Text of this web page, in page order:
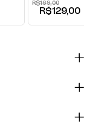
R$169,00
R$129,00